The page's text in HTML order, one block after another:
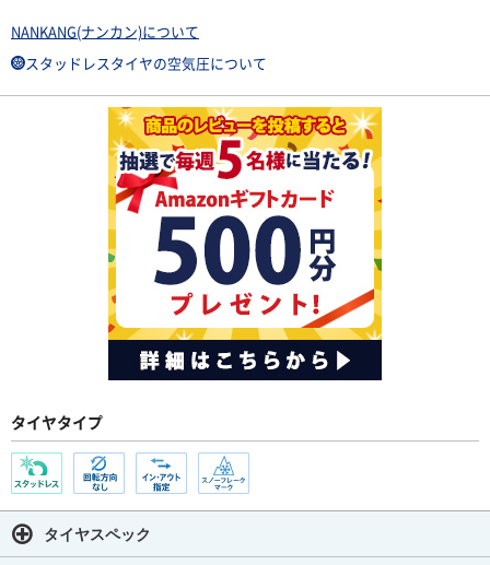
NANKANG(ナンカン)について
スタッドレスタイヤの空気圧について
タイヤタイプ
タイヤスペック